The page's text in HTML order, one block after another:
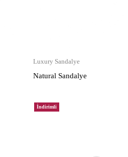
Luxury Sandalye
Natural Sandalye
İndirimli